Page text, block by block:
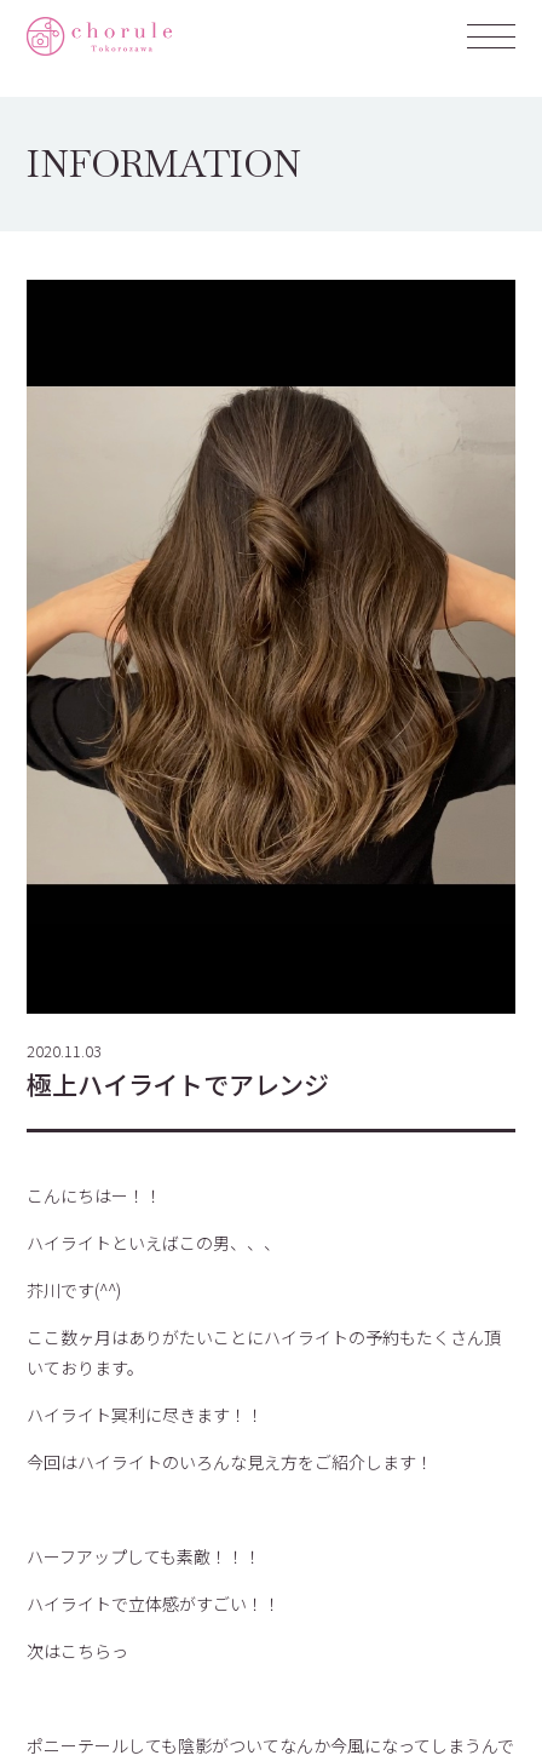
INFORMATION
2020.11.03
極上ハイライトでアレンジ
こんにちはー！！
ハイライトといえばこの男、、、
芥川です(^^)
ここ数ヶ月はありがたいことにハイライトの予約もたくさん頂
いております。
ハイライト冥利に尽きます！！
今回はハイライトのいろんな見え方をご紹介します！
ハーフアップしても素敵！！！
ハイライトで立体感がすごい！！
次はこちらっ
ポニーテールしても陰影がついてなんか今風になってしまうんで